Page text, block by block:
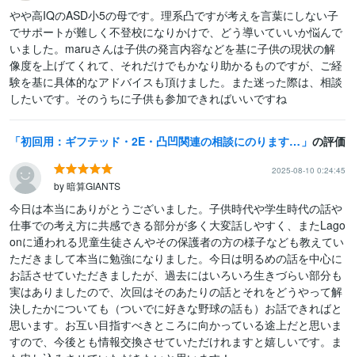
やや高IQのASD小5の母です。理系凸ですが考えを言葉にしない子
でサポートが難しく不登校になりかけで、どう導いていいか悩んで
いました。maruさんは子供の発言内容などを基に子供の現状の解
像度を上げてくれて、それだけでもかなり助かるものですが、ご経
験を基に具体的なアドバイスも頂けました。また迷った際は、相談
したいです。そのうちに子供も参加できればいいですね
初回用：ギフテッド・2E・凸凹関連の相談にのります わが子/自分は周りと違う？凸凹っ子に関するお話をしたい方へ の評価
2025-08-10 0:24:45
by 暗算GIANTS
今日は本当にありがとうございました。子供時代や学生時代の話や
仕事での考え方に共感できる部分が多く大変話しやすく、またLago
onに通われる児童生徒さんやその保護者の方の様子なども教えてい
ただきまして本当に勉強になりました。今日は明るめの話を中心に
お話させていただきましたが、過去にはいろいろ生きづらい部分も
実はありましたので、次回はそのあたりの話とそれをどうやって解
決したかについても（ついでに好きな野球の話も）お話できればと
思います。お互い目指すべきところに向かっている途上だと思いま
すので、今後とも情報交換させていただけれますと嬉しいです。ま